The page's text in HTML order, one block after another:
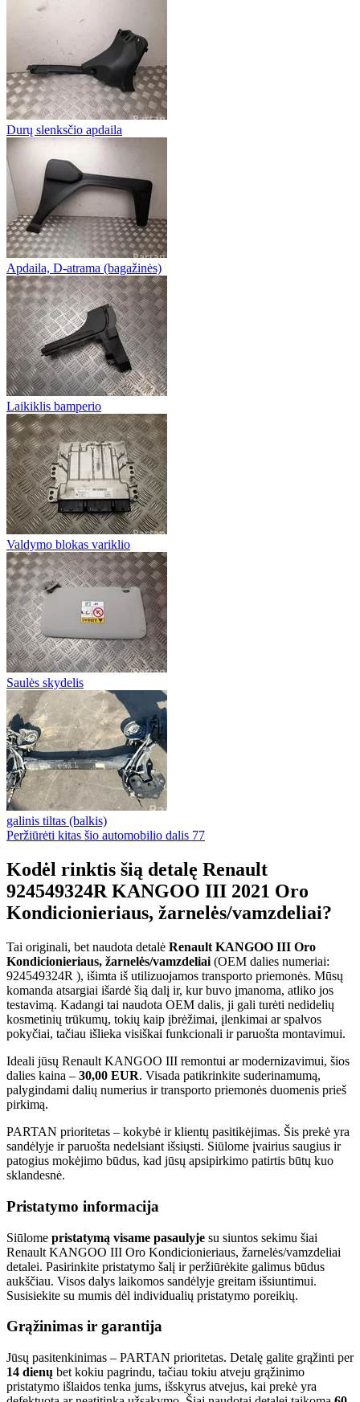
Durų slenksčio apdaila
Apdaila, D-atrama (bagažinės)
Laikiklis bamperio
Valdymo blokas variklio
Saulės skydelis
galinis tiltas (balkis)
Peržiūrėti kitas šio automobilio dalis 77
Kodėl rinktis šią detalę Renault
924549324R KANGOO III 2021 Oro
Kondicionieriaus, žarnelės/vamzdeliai?
Tai originali, bet naudota detalė Renault KANGOO III Oro
Kondicionieriaus, žarnelės/vamzdeliai (OEM dalies numeriai:
924549324R ), išimta iš utilizuojamos transporto priemonės. Mūsų
komanda atsargiai išardė šią dalį ir, kur buvo įmanoma, atliko jos
testavimą. Kadangi tai naudota OEM dalis, ji gali turėti nedidelių
kosmetinių trūkumų, tokių kaip įbrėžimai, įlenkimai ar spalvos
pokyčiai, tačiau išlieka visiškai funkcionali ir paruošta montavimui.
Ideali jūsų Renault KANGOO III remontui ar modernizavimui, šios
dalies kaina – 30,00 EUR. Visada patikrinkite suderinamumą,
palygindami dalių numerius ir transporto priemonės duomenis prieš
pirkimą.
PARTAN prioritetas – kokybė ir klientų pasitikėjimas. Šis prekė yra
sandėlyje ir paruošta nedelsiant išsiųsti. Siūlome įvairius saugius ir
patogius mokėjimo būdus, kad jūsų apsipirkimo patirtis būtų kuo
sklandesnė.
Pristatymo informacija
Siūlome pristatymą visame pasaulyje su siuntos sekimu šiai
Renault KANGOO III Oro Kondicionieriaus, žarnelės/vamzdeliai
detalei. Pasirinkite pristatymo šalį ir peržiūrėkite galimus būdus
aukščiau. Visos dalys laikomos sandėlyje greitam išsiuntimui.
Susisiekite su mumis dėl individualių pristatymo poreikių.
Grąžinimas ir garantija
Jūsų pasitenkinimas – PARTAN prioritetas. Detalę galite grąžinti per
14 dienų bet kokiu pagrindu, tačiau tokiu atveju grąžinimo
pristatymo išlaidos tenka jums, išskyrus atvejus, kai prekė yra